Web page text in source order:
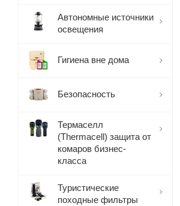
Автономные источники
освещения
Гигиена вне дома
Безопасность
Термаселл
(Thermacell) защита от
комаров бизнес-
класса
Туристические
походные фильтры